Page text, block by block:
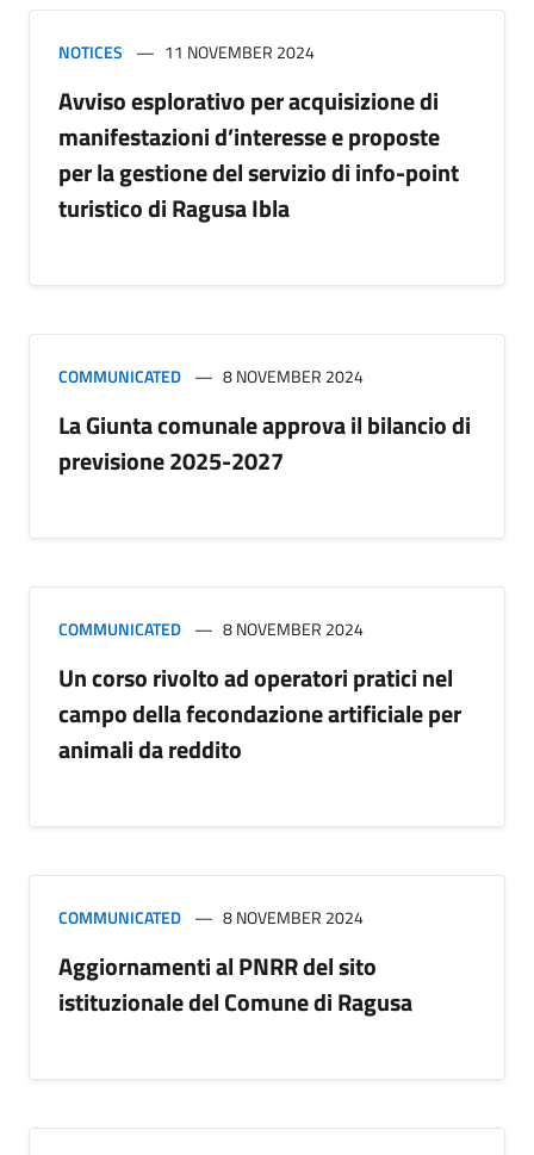
NOTICES 11 NOVEMBER 2024
Avviso esplorativo per acquisizione di
manifestazioni d’interesse e proposte
per la gestione del servizio di info-point
turistico di Ragusa Ibla
COMMUNICATED 8 NOVEMBER 2024
La Giunta comunale approva il bilancio di
previsione 2025-2027
COMMUNICATED 8 NOVEMBER 2024
Un corso rivolto ad operatori pratici nel
campo della fecondazione artificiale per
animali da reddito
COMMUNICATED 8 NOVEMBER 2024
Aggiornamenti al PNRR del sito
istituzionale del Comune di Ragusa